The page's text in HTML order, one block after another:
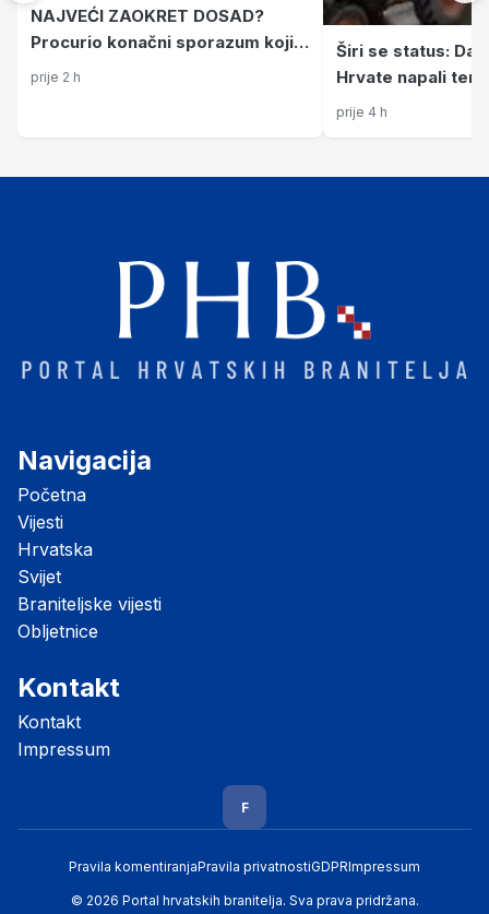
NAJVEĆI ZAOKRET DOSAD?
Procurio konačni sporazum koji
bi okončao rat SAD-a i Irana?
prije 2 h
Širi se status: Da
Hrvate napali
95. bežali na
prije 4 h
Navigacija
Početna
Vijesti
Hrvatska
Svijet
Braniteljske vijesti
Obljetnice
Kontakt
Kontakt
Impressum
F
Pravila komentiranjaPravila privatnostiGDPRImpressum
© 2026 Portal hrvatskih branitelja. Sva prava pridržana.